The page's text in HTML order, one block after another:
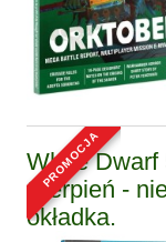
White Dwarf
Sierpień -
okładka.
promocja